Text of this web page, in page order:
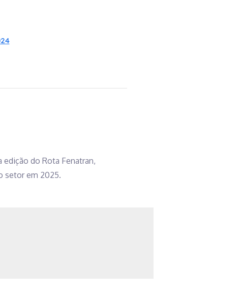
edição do Rota Fenatran,
setor em 2025.